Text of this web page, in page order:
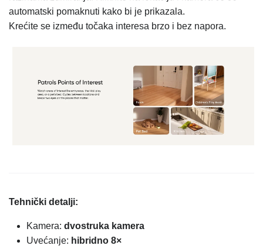
automatski pomaknuti kako bi je prikazala.
Krećite se između točaka interesa brzo i bez napora.
Tehnički detalji:
Kamera: dvostruka kamera
Uvećanje: hibridno 8×